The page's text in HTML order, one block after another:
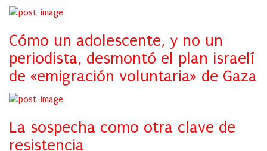
Cómo un adolescente, y no un
periodista, desmontó el plan israelí
de «emigración voluntaria» de Gaza
La sospecha como otra clave de
resistencia